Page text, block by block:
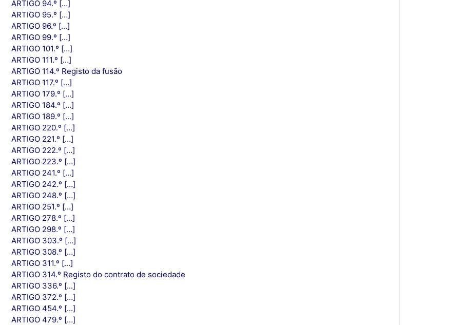
ARTIGO 94.º […]
ARTIGO 95.º […]
ARTIGO 96.º […]
ARTIGO 99.º […]
ARTIGO 101.º […]
ARTIGO 111.º […]
ARTIGO 114.º Registo da fusão
ARTIGO 117.º […]
ARTIGO 179.º [...]
ARTIGO 184.º [...]
ARTIGO 189.º [...]
ARTIGO 220.º [...]
ARTIGO 221.º […]
ARTIGO 222.º […]
ARTIGO 223.º […]
ARTIGO 241.º [...]
ARTIGO 242.º […]
ARTIGO 248.º […]
ARTIGO 251.º […]
ARTIGO 278.º [...]
ARTIGO 298.º […]
ARTIGO 303.º […]
ARTIGO 308.º […]
ARTIGO 311.º […]
ARTIGO 314.º Registo do contrato de sociedade
ARTIGO 336.º [...]
ARTIGO 372.º […]
ARTIGO 454.º [...]
ARTIGO 479.º […]